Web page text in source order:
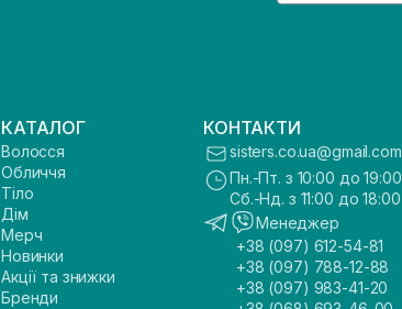
КАТАЛОГ
Волосся
Обличчя
Тіло
Дім
Мерч
Новинки
Акції та знижки
Бренди
КОНТАКТИ
sisters.co.ua@gmail.com
Пн.-Пт. з 10:00 до 19:00
Сб.-Нд. з 11:00 до 18:00
Менеджер
+38 (097) 612-54-81
+38 (097) 788-12-88
+38 (097) 983-41-20